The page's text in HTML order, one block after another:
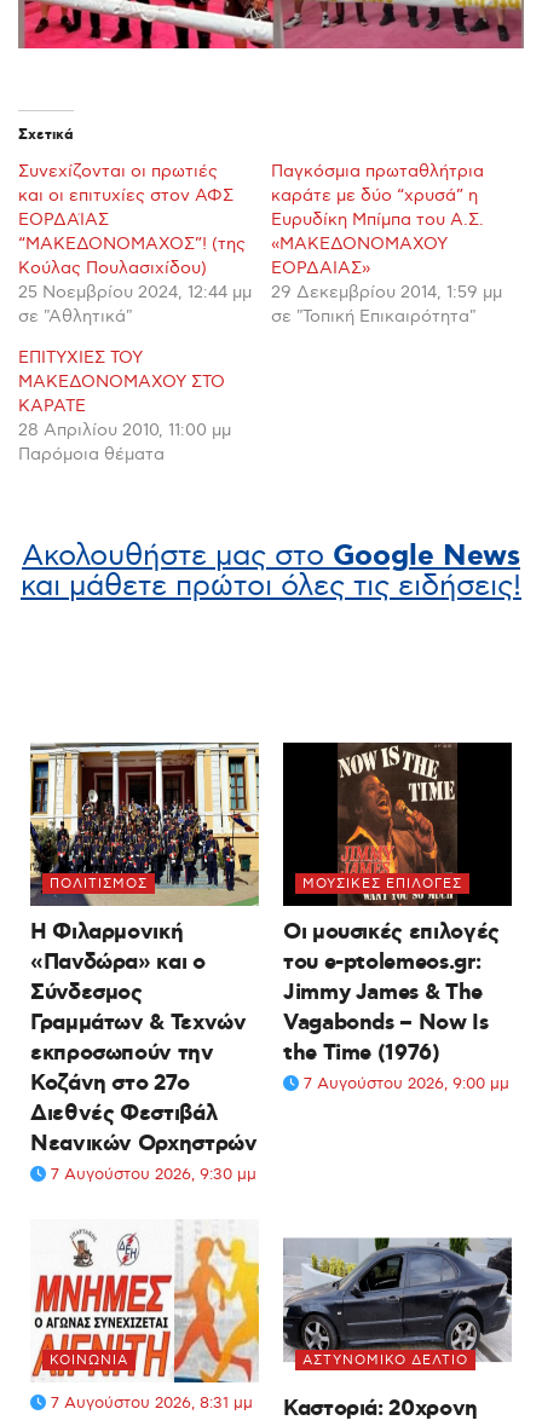
Σχετικά
Συνεχίζονται οι πρωτιές
και οι επιτυχίες στον ΑΦΣ
ΕΟΡΔΑΊΑΣ
“ΜΑΚΕΔΟΝΟΜΑΧΟΣ”! (της
Κούλας Πουλασιχίδου)
25 Νοεμβρίου 2024, 12:44 μμ
σε "Αθλητικά"
Παγκόσμια πρωταθλήτρια
καράτε με δύο “χρυσά” η
Ευρυδίκη Μπίμπα του Α.Σ.
«ΜΑΚΕΔΟΝΟΜΑΧΟΥ
ΕΟΡΔΑΙΑΣ»
29 Δεκεμβρίου 2014, 1:59 μμ
σε "Τοπική Επικαιρότητα"
ΕΠΙΤΥΧΙΕΣ ΤΟΥ
ΜΑΚΕΔΟΝΟΜΑΧΟΥ ΣΤΟ
ΚΑΡΑΤΕ
28 Απριλίου 2010, 11:00 μμ
Παρόμοια θέματα
Ακολουθήστε μας στο Google News
και μάθετε πρώτοι όλες τις ειδήσεις!
ΠΟΛΙΤΙΣΜΌΣ
Η Φιλαρμονική
«Πανδώρα» και ο
Σύνδεσμος
Γραμμάτων & Τεχνών
εκπροσωπούν την
Κοζάνη στο 27ο
Διεθνές Φεστιβάλ
Νεανικών Ορχηστρών
7 Αυγούστου 2026, 9:30 μμ
ΜΟΥΣΙΚΈΣ ΕΠΙΛΟΓΈΣ
Οι μουσικές επιλογές
του e-ptolemeos.gr:
Jimmy James & The
Vagabonds – Now Is
the Time (1976)
7 Αυγούστου 2026, 9:00 μμ
ΚΟΙΝΩΝΊΑ
7 Αυγούστου 2026, 8:31 μμ
ΑΣΤΥΝΟΜΙΚΌ ΔΕΛΤΊΟ
Καστοριά: 20χρονη